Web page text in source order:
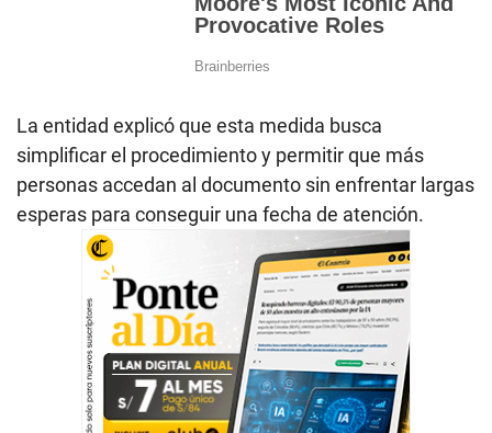
La entidad explicó que esta medida busca
simplificar el procedimiento y permitir que más
personas accedan al documento sin enfrentar largas
esperas para conseguir una fecha de atención.